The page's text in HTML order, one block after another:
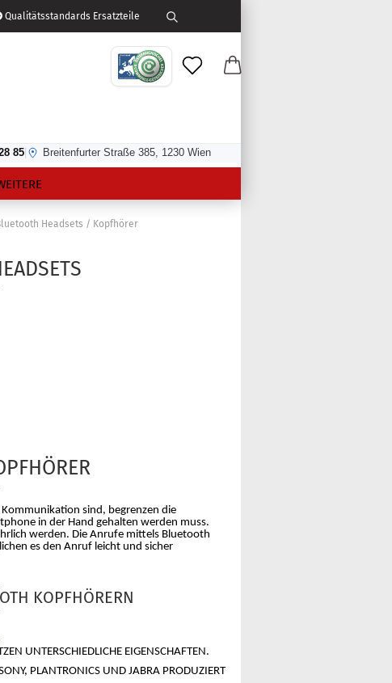
Qualitätsstandards Ersatzteile
85 Breitenfurter Straße 385, 1230 Wien
Headsets / Kopfhörer
sind, begrenzen die
in der Hand gehalten werden muss.
werden. Die Anrufe mittels Bluetooth
es den Anruf leicht und sicher
KOPFHÖRERN
UNTERSCHIEDLICHE EIGENSCHAFTEN.
PLANTRONICS UND JABRA PRODUZIERT